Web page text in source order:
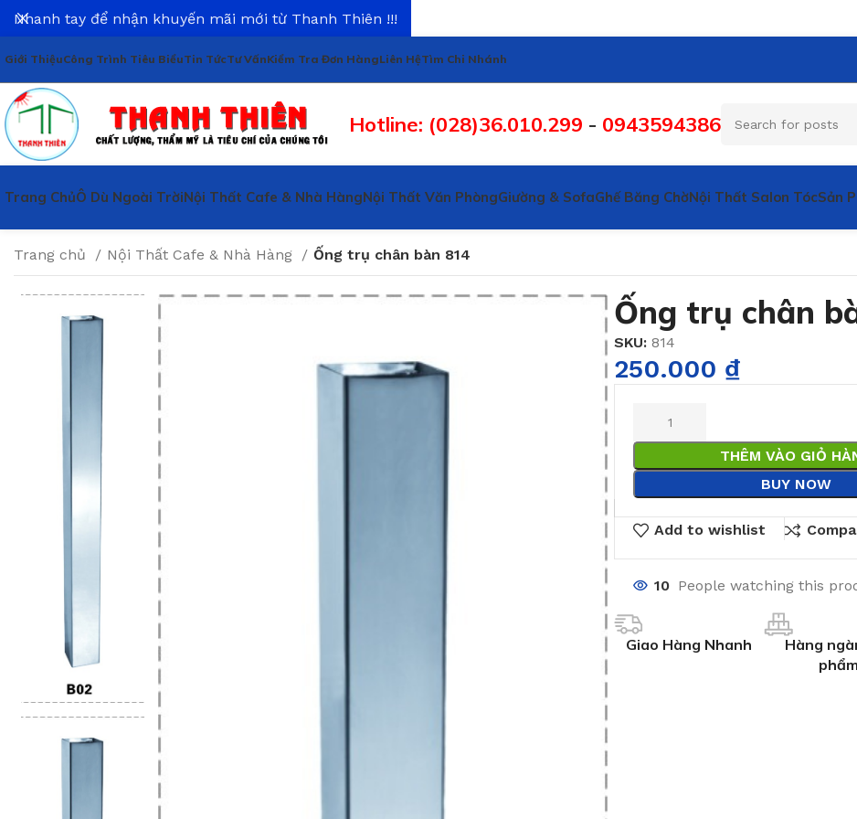
Giới ThiệuCông Trình Tiêu BiểuTin TứcTư VấnKiểm Tra Đơn HàngLiên HệTìm Chi Nhánh
Hotline: (028)36.010.299 - 0943594386
Trang ChủÔ Dù Ngoài TrờiNội Thất Cafe & Nhà HàngNội Thất Văn PhòngGiường & SofaGhế Băng ChờNội Thất Salon TócSản
Trang chủ Nội Thất Cafe & Nhà Hàng Ống trụ chân bàn 814
Ống trụ chân
SKU: 814
250.000 ₫
THÊM VÀO GIỎ
BUY NOW
Add to wishlist
10 People watching this
Giao Hàng Nhanh
Hàng
phẩm
Nhanh tay để nhận khuyến mãi mới từ Thanh Thiên !!!